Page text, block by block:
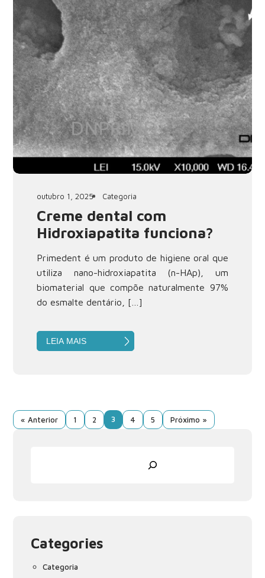
outubro 1, 2025 Categoria
Creme dental com
Hidroxiapatita funciona?
Primedent é um produto de higiene oral que
utiliza nano-hidroxiapatita (n-HAp), um
biomaterial que compõe naturalmente 97%
do esmalte dentário, […]
LEIA MAIS
« Anterior 1 2 3 4 5 Próximo »
Categories
Categoria